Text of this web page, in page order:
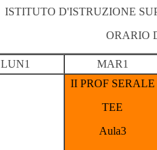
ISTITUTO D'ISTRUZIONE
ORARIO
LUN1
MAR1
II PROF SERALE
TEE
Aula3